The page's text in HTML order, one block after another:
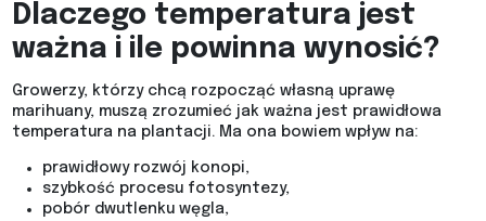
Dlaczego temperatura jest
ważna i ile powinna wynosić?
Growerzy, którzy chcą rozpocząć własną uprawę
marihuany, muszą zrozumieć jak ważna jest prawidłowa
temperatura na plantacji. Ma ona bowiem wpływ na:
prawidłowy rozwój konopi,
szybkość procesu fotosyntezy,
pobór dwutlenku węgla,